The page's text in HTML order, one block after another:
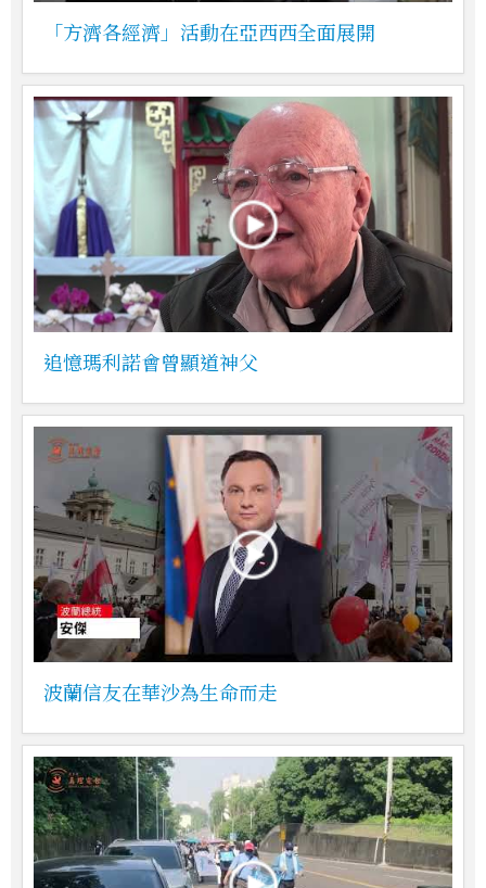
「方濟各經濟」活動在亞西西全面展開
追憶瑪利諾會曾顯道神父
波蘭信友在華沙為生命而走